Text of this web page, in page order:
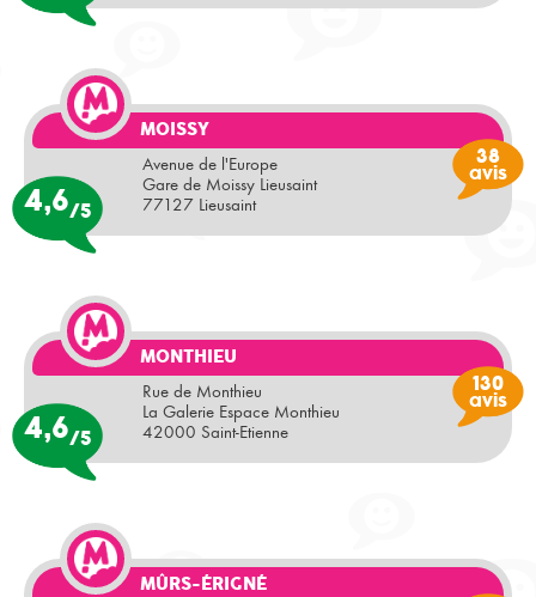
MOISSY
Avenue de l'Europe
Gare de Moissy Lieusaint
77127 Lieusaint
4,6/5
38
avis
MONTHIEU
Rue de Monthieu
La Galerie Espace Monthieu
42000 Saint-Etienne
4,6/5
130
avis
MÛRS-ÉRIGNÉ